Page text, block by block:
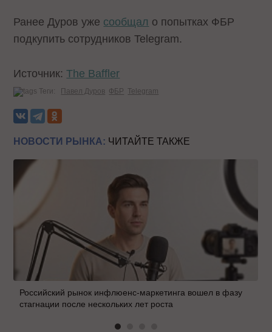
Ранее Дуров уже сообщал о попытках ФБР
подкупить сотрудников Telegram.
Источник:The Baffler
Теги: Павел Дуров ФБР Telegram
НОВОСТИ РЫНКА: ЧИТАЙТЕ ТАКЖЕ
Российский рынок инфлюенс-маркетинга вошел в фазу
стагнации после нескольких лет роста